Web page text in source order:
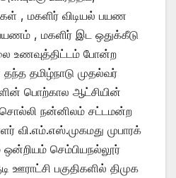
, மகளிர் விடியல் பயண
, மகளிர் இட ஒதுக்கீடு
உணவுத்திட்டம் போன்ற
தமிழ்நாடு முதல்வர்
பொற்கால ஆட்சியின்
நன்னிலம் சட்டமன்ற
வி.எம்.எஸ்.முகமது முபாரக்
செம்பியநல்லூர்
ஊராட்சி பகுதிகளில் திமுக